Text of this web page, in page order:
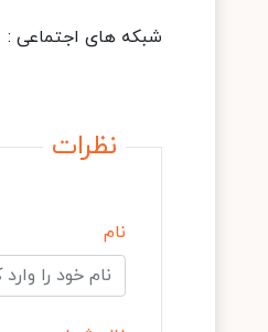
شبکه های اجتماعی :
نظرات
نام